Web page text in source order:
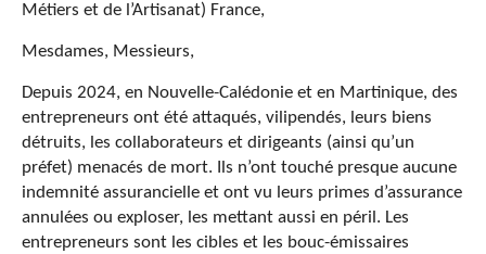
Métiers et de l’Artisanat) France,
Mesdames, Messieurs,
Depuis 2024, en Nouvelle-Calédonie et en Martinique, des
entrepreneurs ont été attaqués, vilipendés, leurs biens
détruits, les collaborateurs et dirigeants (ainsi qu’un
préfet) menacés de mort. Ils n’ont touché presque aucune
indemnité assurancielle et ont vu leurs primes d’assurance
annulées ou exploser, les mettant aussi en péril. Les
entrepreneurs sont les cibles et les bouc-émissaires